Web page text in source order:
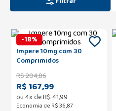
-18%
Impere 10mg com 30
Comprimidos
R$204,86
R$ 167,99
ou4x deR$41,99
Economia de R$ 36,87